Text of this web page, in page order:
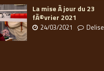
La mise Ã jour du 23
fÃ©vrier 2021
24/03/2021 Delise